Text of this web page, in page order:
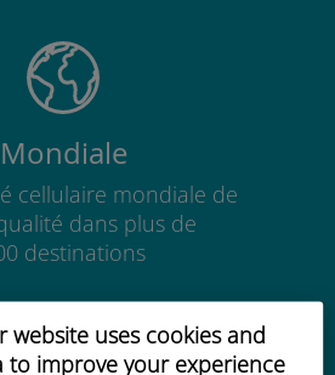
website uses cookies and
to improve your experience
Mondiale
cellulaire mondiale de
dans plus de
destinations